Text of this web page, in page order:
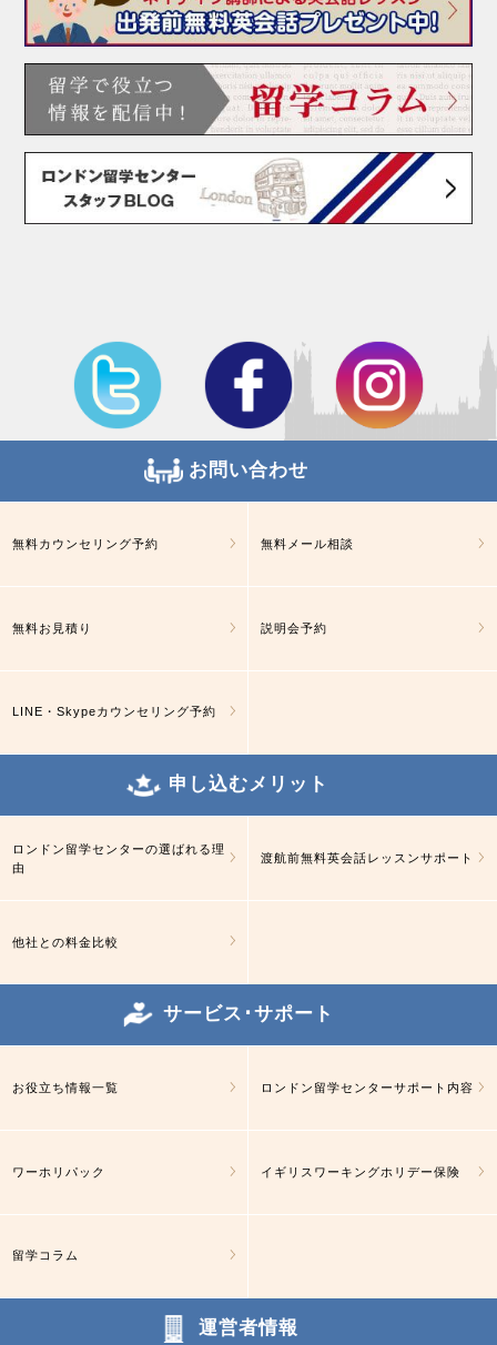
お問い合わせ
無料カウンセリング予約 無料メール相談
無料お見積り 説明会予約
LINE・Skypeカウンセリング予約
申し込むメリット
ロンドン留学センターの選ばれる理
由
渡航前無料英会話レッスンサポート
他社との料金比較
サービス･サポート
お役立ち情報一覧 ロンドン留学センターサポート内容
ワーホリパック イギリスワーキングホリデー保険
留学コラム
運営者情報